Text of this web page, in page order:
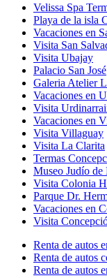
Velissa Spa
Playa de la isla
Vacaciones en
Visita San
Visita Ubajay
Palacio San José
Galeria Atelier
Vacaciones en
Visita
Vacaciones en
Visita Villaguay
Visita La Clarita
Termas
Museo Judío de
Visita Colonia
Parque Dr.
Vacaciones en
Visita
Renta de autos
Renta de autos
Renta de autos